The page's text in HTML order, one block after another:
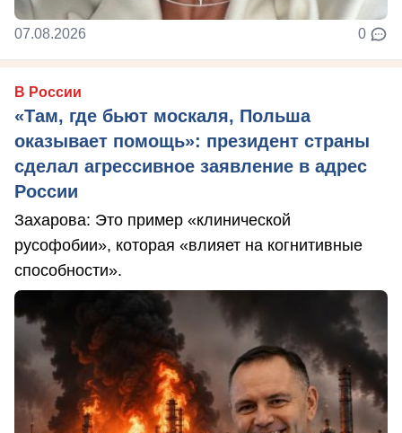
07.08.2026 0
В России
«Там, где бьют москаля, Польша
оказывает помощь»: президент страны
сделал агрессивное заявление в адрес
России
Захарова: Это пример «клинической
русофобии», которая «влияет на когнитивные
способности».